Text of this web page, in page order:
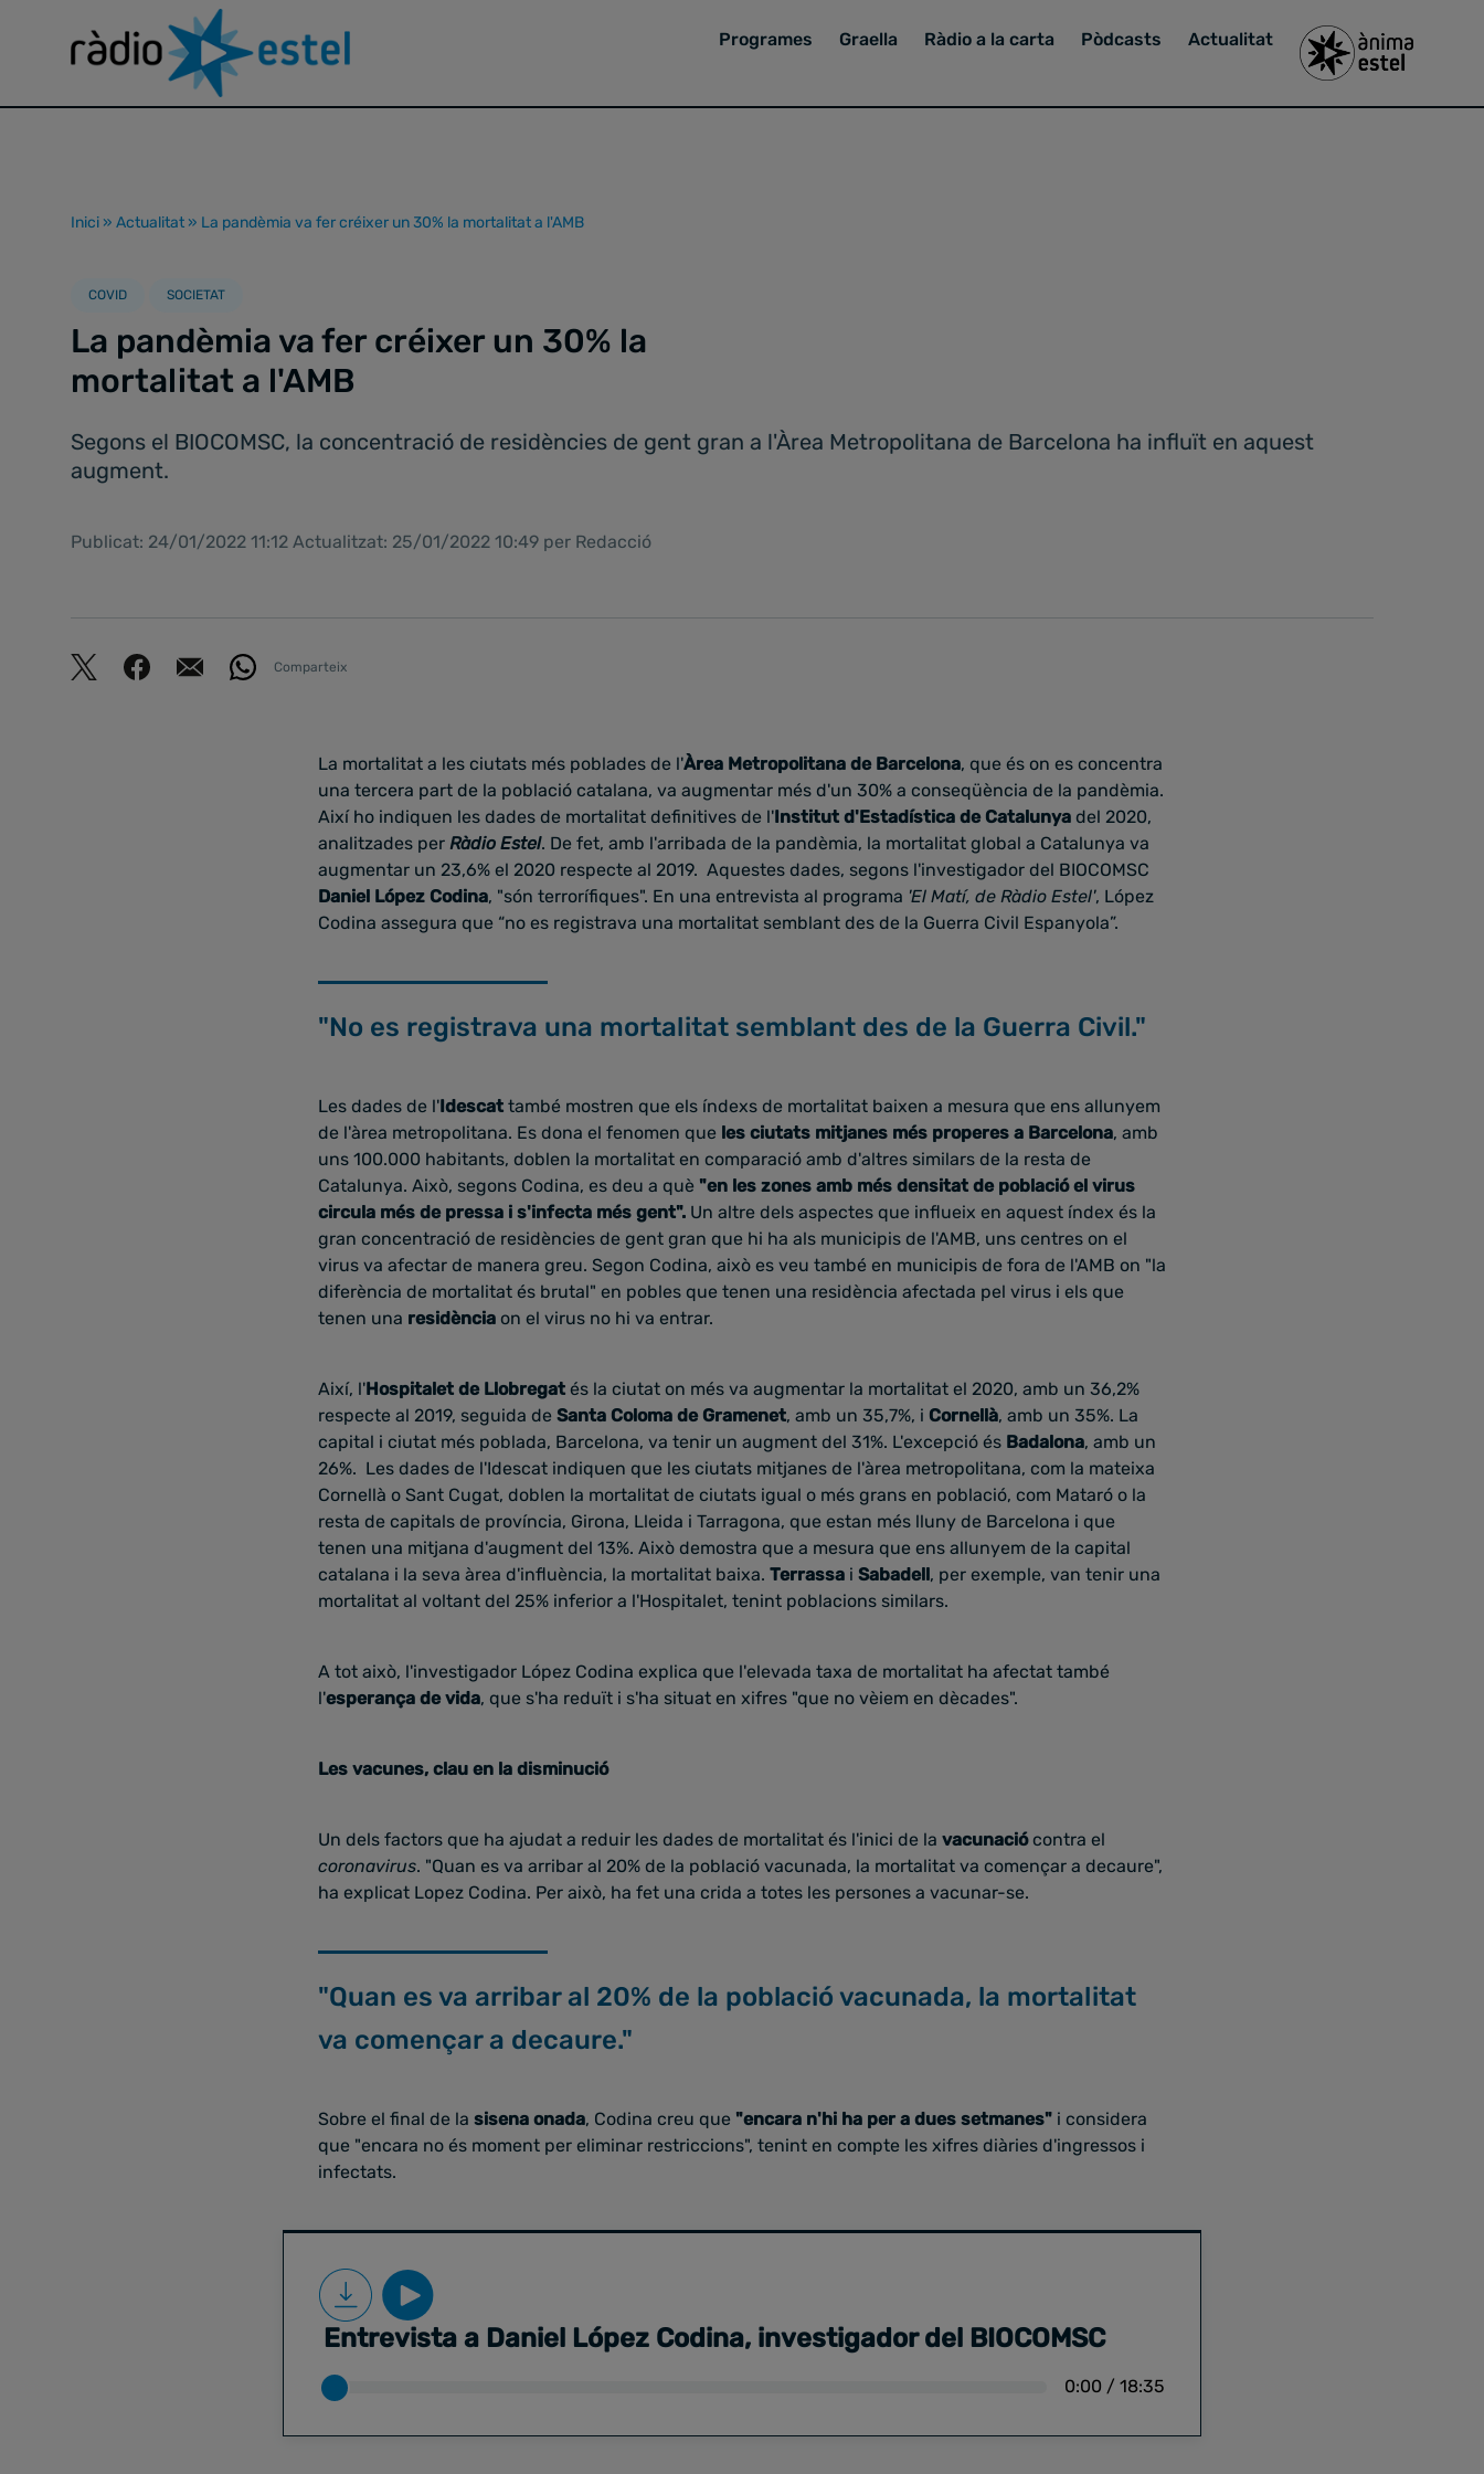
Programes Graella Ràdio a la carta Pòdcasts Actualitat
Inici » Actualitat » La pandèmia va fer créixer un 30% la mortalitat a l'AMB
COVID SOCIETAT
La pandèmia va fer créixer un 30% la
mortalitat a l'AMB
Segons el BIOCOMSC, la concentració de residències de gent gran a l'Àrea Metropolitana de Barcelona ha influït en aquest
augment.
Publicat: 24/01/2022 11:12 Actualitzat: 25/01/2022 10:49 per Redacció
Comparteix
La mortalitat a les ciutats més poblades de l'Àrea Metropolitana de Barcelona, que és on es concentra
una tercera part de la població catalana, va augmentar més d'un 30% a conseqüència de la pandèmia.
Així ho indiquen les dades de mortalitat definitives de l'Institut d'Estadística de Catalunya del 2020,
analitzades per Ràdio Estel. De fet, amb l'arribada de la pandèmia, la mortalitat global a Catalunya va
augmentar un 23,6% el 2020 respecte al 2019. Aquestes dades, segons l'investigador del BIOCOMSC
Daniel López Codina, "són terrorífiques". En una entrevista al programa 'El Matí, de Ràdio Estel', López
Codina assegura que “no es registrava una mortalitat semblant des de la Guerra Civil Espanyola”.
"No es registrava una mortalitat semblant des de la Guerra Civil."
Les dades de l'Idescat també mostren que els índexs de mortalitat baixen a mesura que ens allunyem
de l'àrea metropolitana. Es dona el fenomen que les ciutats mitjanes més properes a Barcelona, amb
uns 100.000 habitants, doblen la mortalitat en comparació amb d'altres similars de la resta de
Catalunya. Això, segons Codina, es deu a què "en les zones amb més densitat de població el virus
circula més de pressa i s'infecta més gent". Un altre dels aspectes que influeix en aquest índex és la
gran concentració de residències de gent gran que hi ha als municipis de l'AMB, uns centres on el
virus va afectar de manera greu. Segon Codina, això es veu també en municipis de fora de l'AMB on "la
diferència de mortalitat és brutal" en pobles que tenen una residència afectada pel virus i els que
tenen una residència on el virus no hi va entrar.
Així, l'Hospitalet de Llobregat és la ciutat on més va augmentar la mortalitat el 2020, amb un 36,2%
respecte al 2019, seguida de Santa Coloma de Gramenet, amb un 35,7%, i Cornellà, amb un 35%. La
capital i ciutat més poblada, Barcelona, va tenir un augment del 31%. L'excepció és Badalona, amb un
26%. Les dades de l'Idescat indiquen que les ciutats mitjanes de l'àrea metropolitana, com la mateixa
Cornellà o Sant Cugat, doblen la mortalitat de ciutats igual o més grans en població, com Mataró o la
resta de capitals de província, Girona, Lleida i Tarragona, que estan més lluny de Barcelona i que
tenen una mitjana d'augment del 13%. Això demostra que a mesura que ens allunyem de la capital
catalana i la seva àrea d'influència, la mortalitat baixa. Terrassa i Sabadell, per exemple, van tenir una
mortalitat al voltant del 25% inferior a l'Hospitalet, tenint poblacions similars.
A tot això, l'investigador López Codina explica que l'elevada taxa de mortalitat ha afectat també
l'esperança de vida, que s'ha reduït i s'ha situat en xifres "que no vèiem en dècades".
Les vacunes, clau en la disminució
Un dels factors que ha ajudat a reduir les dades de mortalitat és l'inici de la vacunaciócontra el
coronavirus. "Quan es va arribar al 20% de la població vacunada, la mortalitat va començar a decaure",
ha explicat Lopez Codina. Per això, ha fet una crida a totes les persones a vacunar-se.
"Quan es va arribar al 20% de la població vacunada, la mortalitat
va començar a decaure."
Sobre el final de la sisena onada, Codina creu que "encara n'hi ha per a dues setmanes" i considera
que "encara no és moment per eliminar restriccions", tenint en compte les xifres diàries d'ingressos i
infectats.
Entrevista a Daniel López Codina, investigador del BIOCOMSC
0:00 / 18:35